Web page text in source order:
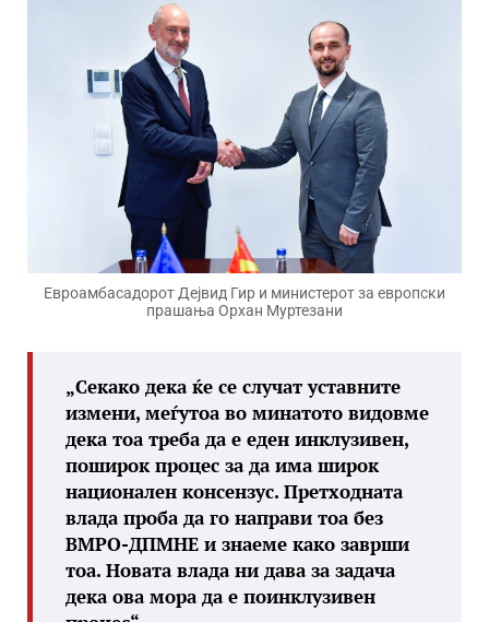
Евроамбасадорот Дејвид Гир и министерот за европски
прашања Орхан Муртезани
„Секако дека ќе се случат уставните
измени, меѓутоа во минатото видовме
дека тоа треба да е еден инклузивен,
поширок процес за да има широк
национален консензус. Претходната
влада проба да го направи тоа без
ВМРО-ДПМНЕ и знаеме како заврши
тоа. Новата влада ни дава за задача
дека ова мора да е поинклузивен